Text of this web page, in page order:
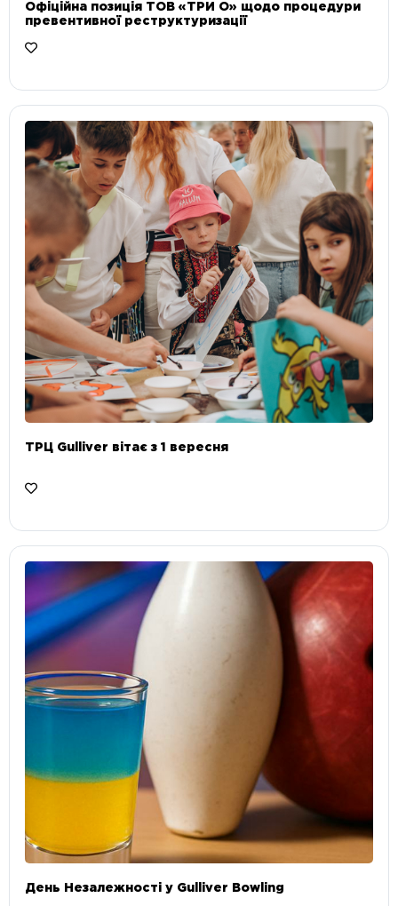
Офіційна позиція ТОВ «ТРИ О» щодо процедури
превентивної реструктуризації
ТРЦ Gulliver вітає з 1 вересня
День Незалежності у Gulliver Bowling